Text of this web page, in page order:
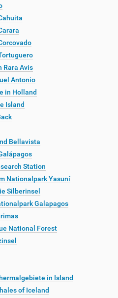
Rara Avis
Antonio
in Holland
Island
Bellavista
Station
Nationalpark Yasuní
Silberinsel
Galapagos
National Forest
in Island
of Iceland